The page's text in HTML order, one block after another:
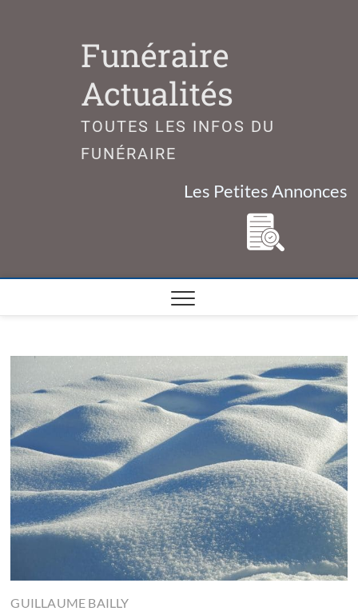
Funéraire
Actualités
TOUTES LES INFOS DU
FUNÉRAIRE
Les Petites Annonces
GUILLAUME BAILLY